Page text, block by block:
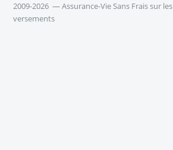
2009-2026 — Assurance-Vie Sans Frais sur les
versements